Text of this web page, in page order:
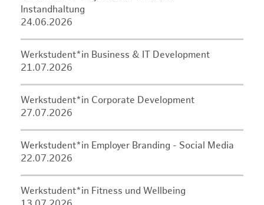
Instandhaltung
24.06.2026
Werkstudent*in Business & IT Development
21.07.2026
Werkstudent*in Corporate Development
27.07.2026
Werkstudent*in Employer Branding - Social Media
22.07.2026
Werkstudent*in Fitness und Wellbeing